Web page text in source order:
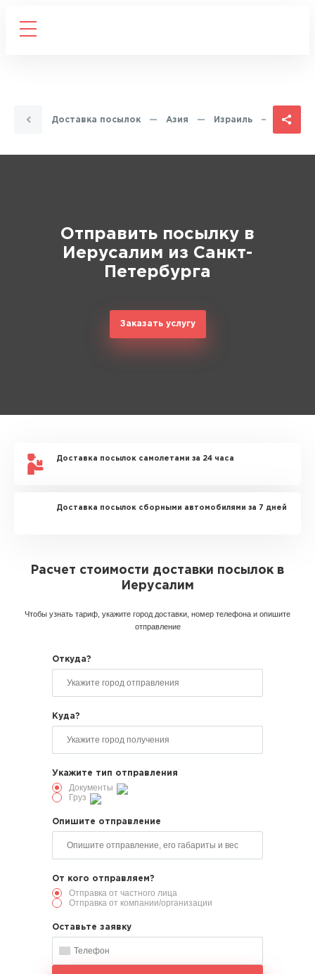
Доставка посылок — Азия — Израиль —
Отправить посылку в
Иерусалим из Санкт-
Петербурга
Заказать услугу
Доставка посылок самолетами за 24 часа
Доставка посылок сборными автомобилями за 7 дней
Расчет стоимости доставки посылок в
Иерусалим
Чтобы узнать тариф, укажите город доставки, номер телефона и опишите
отправление
Откуда?
Куда?
Укажите тип отправления
Документы
Груз
Опишите отправление
От кого отправляем?
Отправка от частного лица
Отправка от компании/организации
Оставьте заявку